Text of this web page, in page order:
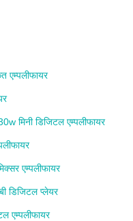
एम्पलीफायर
मिनी डिजिटल एम्पलीफायर
एम्पलीफायर
डिजिटल प्लेयर
एम्पलीफायर